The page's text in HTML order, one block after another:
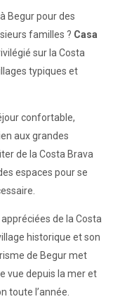
Begur pour des
familles ? Casa
sur la Costa
typiques et
confortable,
aux grandes
de la Costa Brava
espaces pour se
de la Costa
historique et son
de Begur met
vue depuis la mer et
toute l’année.